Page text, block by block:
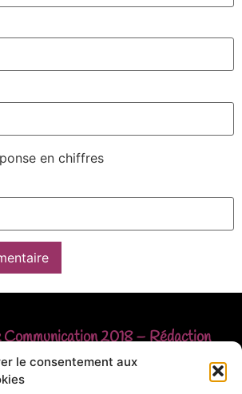
le consentement aux
en chiffres
Communication2018 – Rédaction
Christophe FAUST